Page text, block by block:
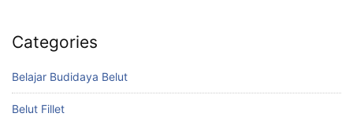
Categories
Belajar Budidaya Belut
Belut Fillet